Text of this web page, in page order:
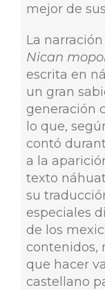
mejor de
La
Nican
escrita en
un gran
generación
lo que,
contó
a la
texto
su
especiales
de los
contenidos,
que hacer
castellano